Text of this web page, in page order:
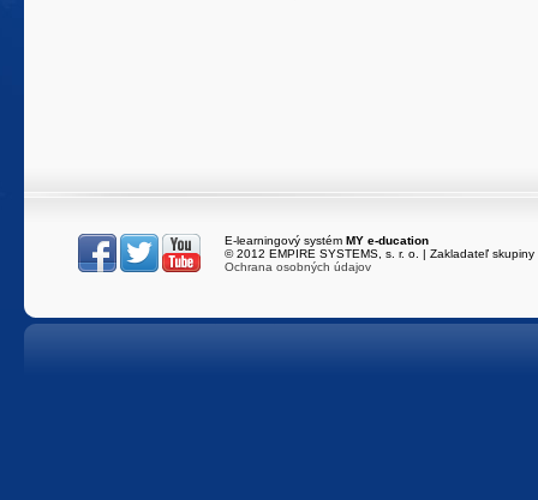
E-learningový systém MY e-ducation
© 2012 EMPIRE SYSTEMS, s. r. o. | Zakladateľ
Ochrana osobných údajov